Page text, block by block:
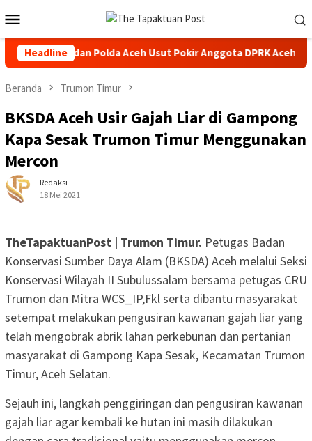
ke
kontenMobile
Headline
Kejati dan Polda Aceh Usut Pokir Anggota DPRK Aceh
Beranda Trumon Timur
BKSDA Aceh Usir Gajah Liar di Gampong
Kapa Sesak Trumon Timur Menggunakan
Mercon
Redaksi
18 Mei 2021
TheTapaktuanPost | Trumon Timur. Petugas Badan
Konservasi Sumber Daya Alam (BKSDA) Aceh melalui Seksi
Konservasi Wilayah II Subulussalam bersama petugas CRU
Trumon dan Mitra WCS_IP,Fkl serta dibantu masyarakat
setempat melakukan pengusiran kawanan gajah liar yang
telah mengobrak abrik lahan perkebunan dan pertanian
masyarakat di Gampong Kapa Sesak, Kecamatan Trumon
Timur, Aceh Selatan.
Sejauh ini, langkah penggiringan dan pengusiran kawanan
gajah liar agar kembali ke hutan ini masih dilakukan